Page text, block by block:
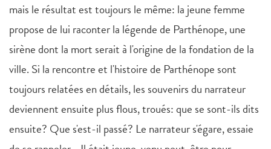
mais le résultat est toujours le même: la jeune femme
propose de lui raconter la légende de Parthénope, une
sirène dont la mort serait à l'origine de la fondation de la
ville. Si la rencontre et l'histoire de Parthénope sont
toujours relatées en détails, les souvenirs du narrateur
deviennent ensuite plus flous, troués: que se sont-ils dits
ensuite? Que s'est-il passé? Le narrateur s'égare, essaie